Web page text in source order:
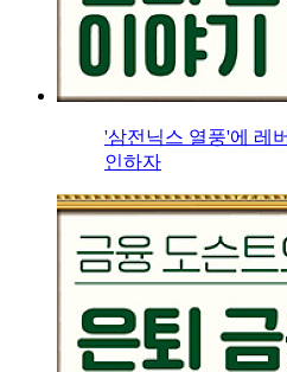
'삼전닉스 열풍'에 레
인하자